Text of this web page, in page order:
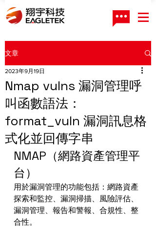
文章
Nmap vulns 漏洞管理呼
叫函數語法：
format_vuln 漏洞訊息格
式化並回傳字串
2023年9月19日
NMAP（網路資產管理平
台）
用於漏洞管理的功能包括：網路資產
探索和監控、漏洞掃描、風險評估、
漏洞管理、報告和警報、合規性、整
合性。